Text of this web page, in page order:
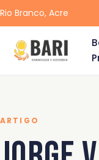
Rio Branco, Acre
ARTIGO